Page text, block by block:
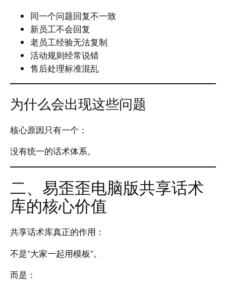
同一个问题回复不一致
新员工不会回复
老员工经验无法复制
活动规则经常说错
售后处理标准混乱
为什么会出现这些问题
核心原因只有一个：
没有统一的话术体系。
二、易歪歪电脑版共享话术
库的核心价值
共享话术库真正的作用：
不是“大家一起用模板”。
而是：